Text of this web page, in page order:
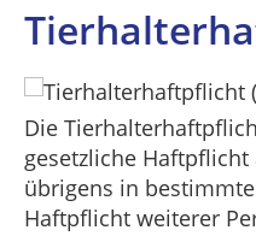
Die
gesetzliche
übrigens in
Haftpflicht weiterer